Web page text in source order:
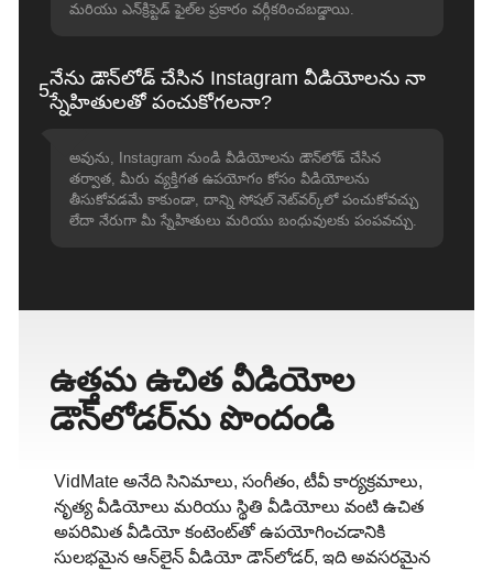
మరియు ఎన్‌క్రిప్టెడ్ ఫైల్‌ల ప్రకారం వర్గీకరించబడ్డాయి.
5
నేను డౌన్‌లోడ్ చేసిన Instagram వీడియోలను నా
స్నేహితులతో పంచుకోగలనా?
అవును, Instagram నుండి వీడియోలను డౌన్‌లోడ్ చేసిన
తర్వాత, మీరు వ్యక్తిగత ఉపయోగం కోసం వీడియోలను
తీసుకోవడమే కాకుండా, దాన్ని సోషల్ నెట్‌వర్క్‌లో పంచుకోవచ్చు
లేదా నేరుగా మీ స్నేహితులు మరియు బంధువులకు పంపవచ్చు.
ఉత్తమ ఉచిత వీడియోల
డౌన్‌లోడర్‌ను పొందండి
VidMate అనేది సినిమాలు, సంగీతం, టీవీ కార్యక్రమాలు,
నృత్య వీడియోలు మరియు స్థితి వీడియోలు వంటి ఉచిత
అపరిమిత వీడియో కంటెంట్‌తో ఉపయోగించడానికి
సులభమైన ఆన్‌లైన్ వీడియో డౌన్‌లోడర్, ఇది అవసరమైన